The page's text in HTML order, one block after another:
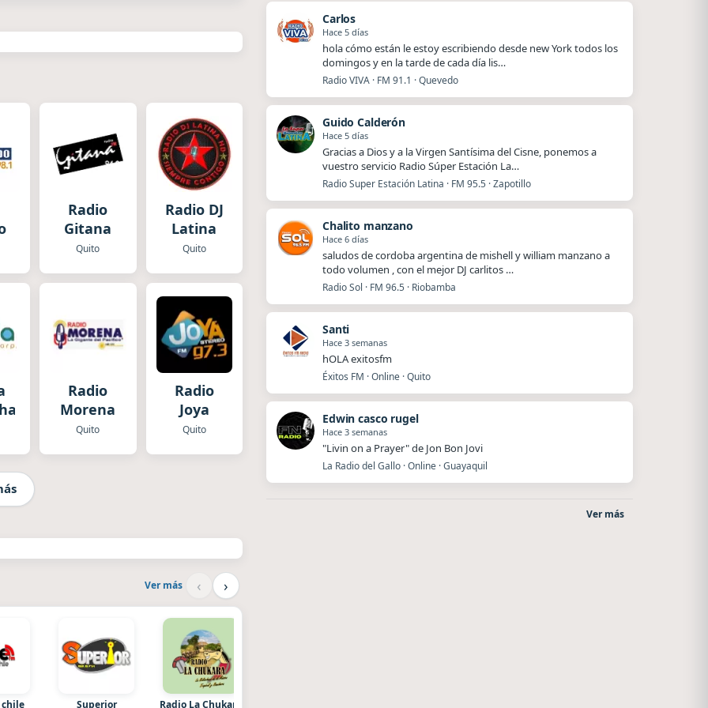
Radio
Gitana
Quito
Radio DJ
Latina
Quito
Radio
Morena
Quito
Radio
Joya
Quito
Ver más ‹ ›
Superior Radio La Chukara
Carlos
Hace 5 días
hola cómo están le estoy escribiendo desde new York todos los
domingos y en la tarde de cada día lis…
Radio VIVA · FM 91.1 · Quevedo
Guido Calderón
Hace 5 días
Gracias a Dios y a la Virgen Santísima del Cisne, ponemos a
vuestro servicio Radio Súper Estación La…
Radio Super Estación Latina · FM 95.5 · Zapotillo
Chalito manzano
Hace 6 días
saludos de cordoba argentina de mishell y william manzano a
todo volumen , con el mejor DJ carlitos …
Radio Sol · FM 96.5 · Riobamba
Santi
Hace 3 semanas
hOLA exitosfm
Éxitos FM · Online · Quito
Edwin casco rugel
Hace 3 semanas
"Livin on a Prayer" de Jon Bon Jovi
La Radio del Gallo · Online · Guayaquil
Ver más